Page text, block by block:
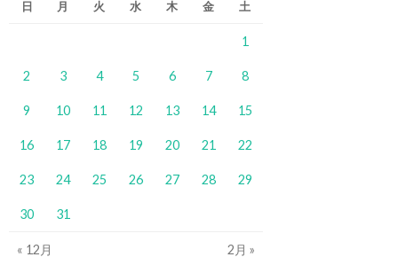
日 月 火 水 木 金 土
1
2 3 4 5 6 7 8
9 10 11 12 13 14 15
16 17 18 19 20 21 22
23 24 25 26 27 28 29
30 31
« 12月 2月 »